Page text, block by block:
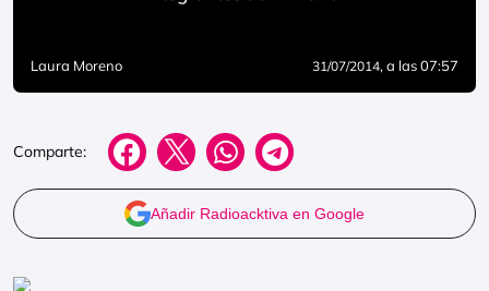
Laura Moreno 31/07/2014, a las 07:57
Comparte:
Añadir Radioacktiva en Google